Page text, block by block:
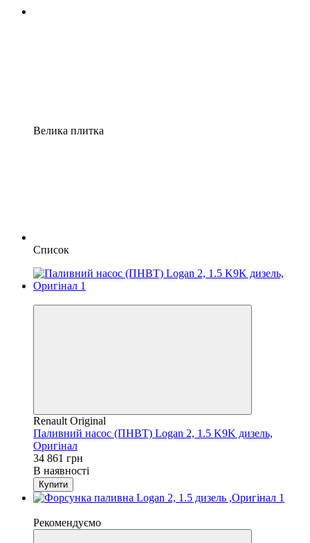
Велика плитка
Список
Renault Original
Паливний насос (ПНВТ) Logan 2, 1.5 K9K дизель,
Оригінал
34 861 грн
В наявності
Купити
Рекомендуємо